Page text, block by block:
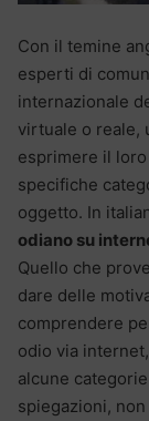
Con il temine
esperti di
internazionale
virtuale o reale,
esprimere il
specifiche
oggetto. In
odiano su
Quello che
dare delle
comprendere
odio via
alcune
spiegazioni,